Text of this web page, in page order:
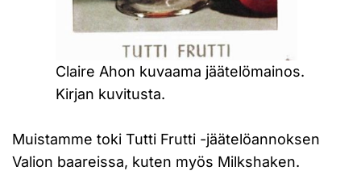
Claire Ahon kuvaama jäätelömainos.
Kirjan kuvitusta.
Muistamme toki Tutti Frutti -jäätelöannoksen
Valion baareissa, kuten myös Milkshaken.